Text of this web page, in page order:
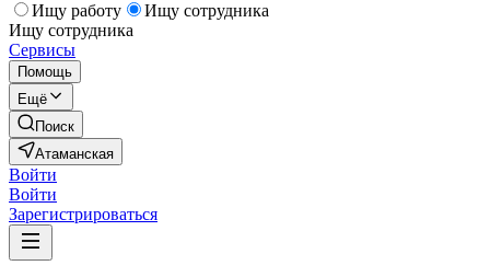
Ищу работу
Ищу сотрудника
Ищу сотрудника
Сервисы
Помощь
Ещё
Поиск
Атаманская
Войти
Войти
Зарегистрироваться